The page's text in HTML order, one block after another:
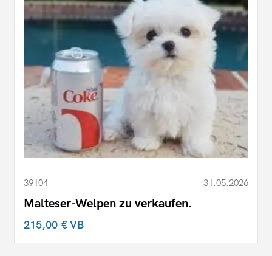
39104 31.05.2026
Malteser-Welpen zu verkaufen.
215,00 €VB